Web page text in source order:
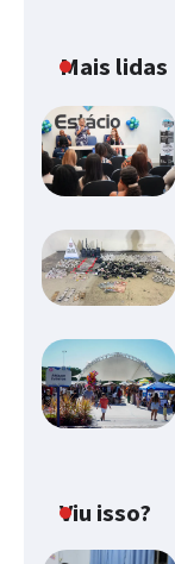
Mais lidas
Viu isso?